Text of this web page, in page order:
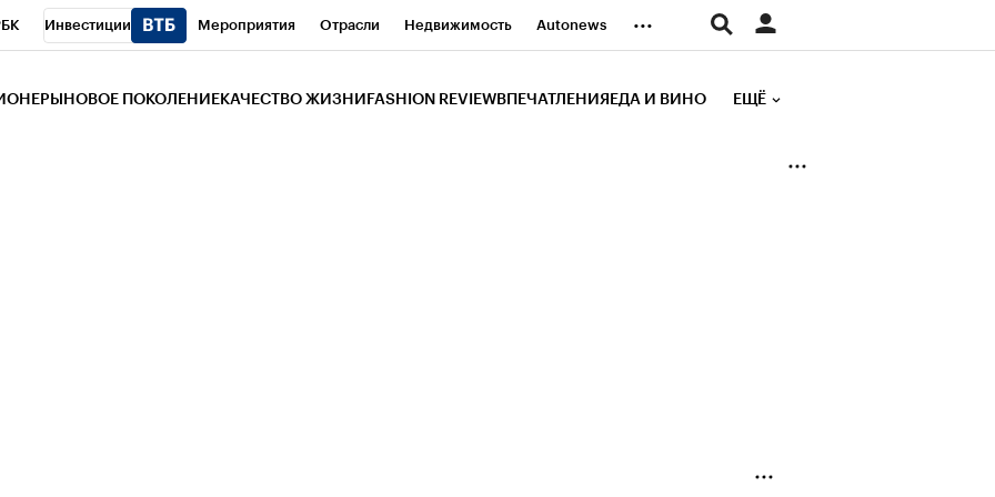
Инвестиции Мероприятия Отрасли Недвижимость Autonews ...
НОВОЕ ПОКОЛЕНИЕ КАЧЕСТВО ЖИЗНИ FASHION REVIEW ВПЕЧАТЛЕНИЯ ЕДА И ВИНО ЕЩЁ